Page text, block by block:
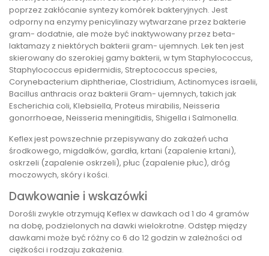
poprzez zakłócanie syntezy komórek bakteryjnych. Jest
odporny na enzymy penicylinazy wytwarzane przez bakterie
gram- dodatnie, ale może być inaktywowany przez beta-
laktamazy z niektórych bakterii gram- ujemnych. Lek ten jest
skierowany do szerokiej gamy bakterii, w tym Staphylococcus,
Staphylococcus epidermidis, Streptococcus species,
Corynebacterium diphtheriae, Clostridium, Actinomyces israelii,
Bacillus anthracis oraz bakterii Gram- ujemnych, takich jak
Escherichia coli, Klebsiella, Proteus mirabilis, Neisseria
gonorrhoeae, Neisseria meningitidis, Shigella i Salmonella.
Keflex jest powszechnie przepisywany do zakażeń ucha
środkowego, migdałków, gardła, krtani (zapalenie krtani),
oskrzeli (zapalenie oskrzeli), płuc (zapalenie płuc), dróg
moczowych, skóry i kości.
Dawkowanie i wskazówki
Dorośli zwykle otrzymują Keflex w dawkach od 1 do 4 gramów
na dobę, podzielonych na dawki wielokrotne. Odstęp między
dawkami może być różny co 6 do 12 godzin w zależności od
ciężkości i rodzaju zakażenia.